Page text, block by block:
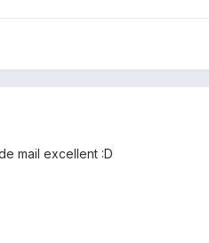
mail excellent :D